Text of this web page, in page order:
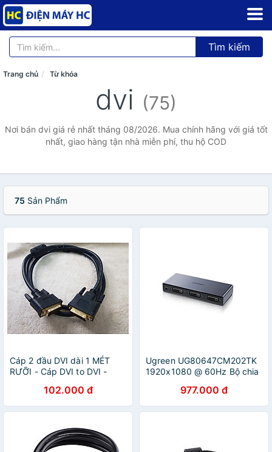
Tìm kiếm
Trang chủ Từ khóa
dvi (75)
Nơi bán dvi giá rẻ nhất tháng 08/2026. Mua chính hãng với giá tốt
nhất, giao hàng tận nhà miễn phí, thu hộ COD
75 Sản Phẩm
Cáp 2 đầu DVI dài 1 MÉT
RƯỠI - Cáp DVI to DVI -
102.000 đ
Ugreen UG80647CM202TK
1920x1080 @ 60Hz Bộ chia
DVI 24+1 - HÀNG CHÍNH
HÃNG
977.000 đ